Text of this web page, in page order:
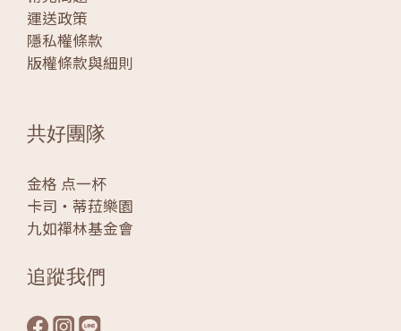
運送政策
隱私權條款
版權條款與細則
共好團隊
金格 点一杯
卡司‧蒂菈樂園
九如禪林基金會
追蹤我們